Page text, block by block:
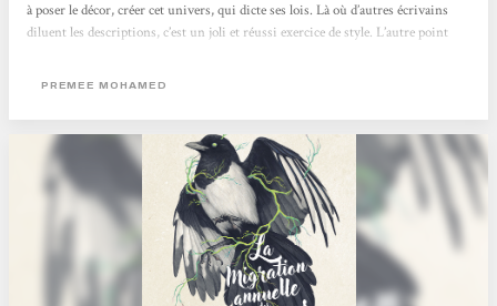
à poser le décor, créer cet univers, qui dicte ses lois. Là où d’autres écrivains
diluent les descriptions, c’est un joli et réussi exercice de style. L’autre point
population, et semble avoir une incidence sur les comportements et les choix.
PREMEE MOHAMED